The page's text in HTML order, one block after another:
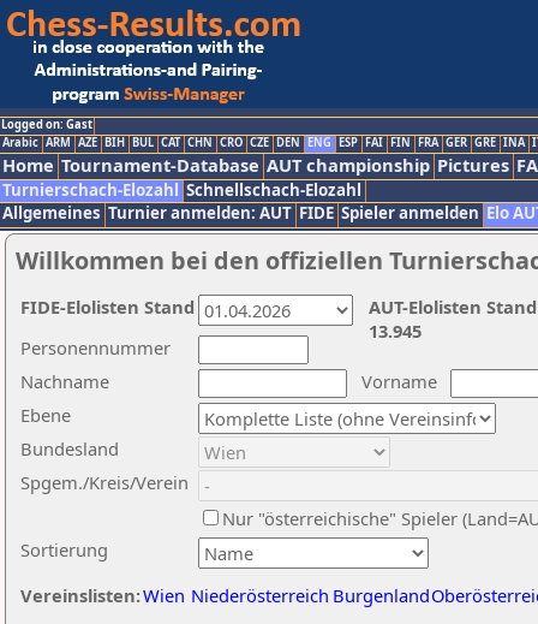
Logged on: Gast
Arabic ARM AZE BIH BUL CAT CHN CRO CZE DEN ENG ESP FAI FIN FRA GER GRE INA
Home Tournament-Database AUT championship Pictures
Turnierschach-Elozahl Schnellschach-Elozahl
Allgemeines Turnier anmelden: AUT FIDE Spieler anmelden Elo
Willkommen bei den offiziellen
Nachname
Vorname
Ebene
Sortierung
Personennummer
Bundesland
Spgem./Kreis/Verein
Nur "österreichische" Spieler
Vereinslisten:Wien Niederösterreich Burgenland
AUT-Elolisten
13.945
FIDE-Elolisten Stand